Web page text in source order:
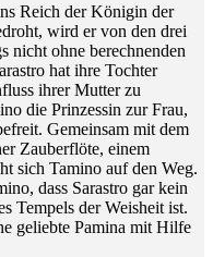
Reich der Königin der
wird er von den drei
nicht ohne berechnenden
hat ihre Tochter
ihrer Mutter zu
die Prinzessin zur Frau,
Gemeinsam mit dem
Zauberflöte, einem
sich Tamino auf den Weg.
dass Sarastro gar kein
Tempels der Weisheit ist.
geliebte Pamina mit Hilfe